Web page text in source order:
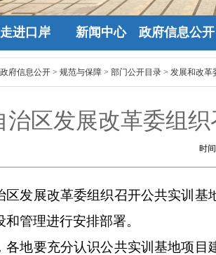
走进口岸 新闻中心 政府信息公开
政府信息公开 > 规范与保障 > 部门公开目录 > 发展和改革
治区发展改革委组
时
区发展改革委组织召开公共实训
和管理进行安排部署。
各地要充分认识公共实训基地项目